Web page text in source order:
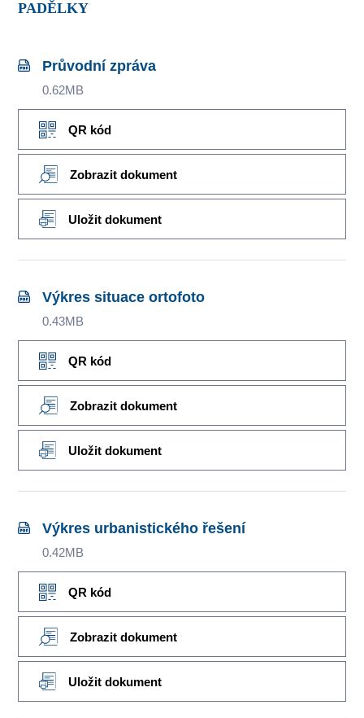
PADĚLKY
Průvodní zpráva
0.62MB
QR kód
Zobrazit dokument
Uložit dokument
Výkres situace ortofoto
0.43MB
QR kód
Zobrazit dokument
Uložit dokument
Výkres urbanistického řešení
0.42MB
QR kód
Zobrazit dokument
Uložit dokument